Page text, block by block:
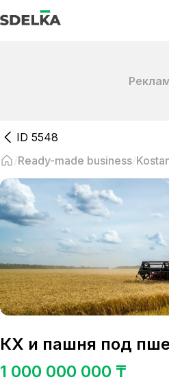
ID 5548
Ready-made business
КХ и пашня под
1 000 000 000 ₸